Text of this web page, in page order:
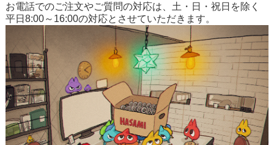
お電話でのご注文やご質問の対応は、土・日・祝日を除く
平日8:00～16:00の対応とさせていただきます。